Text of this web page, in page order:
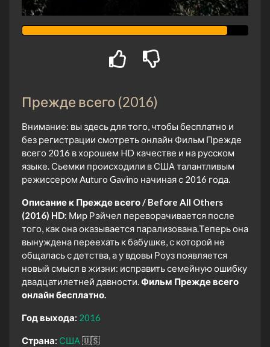
Прежде всего (2016)
Внимание: вы здесь для того, чтобы бесплатно и
без регистрации смотреть онлайн Фильм Прежде
всего 2016 в хорошем HD качестве и на русском
языке. Сьемки происходили в США талантливым
режиссером Auturo Gavino начиная с 2016 года.
Описание к Прежде всего / Before All Others
(2016) HD: Мир Рэйчел переворачивается после
того, как она оказывается парализована.Теперь она
вынуждена переехать к бабушке, с которой не
общалась с детства, а у вдовы Роуз появляется
новый смысл в жизни: исправить семейную ошибку
двадцатилетней давности.Фильм Прежде всего
онлайн бесплатно.
Год выхода: 2016
Страна: США🇺🇸